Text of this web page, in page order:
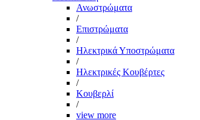
Ανωστρώματα
/
Επιστρώματα
/
Ηλεκτρικά Υποστρώματα
/
Ηλεκτρικές Κουβέρτες
/
Κουβερλί
/
view more